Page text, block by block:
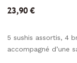
23,90 €
5 sushis assortis, 4
accompagné d’une